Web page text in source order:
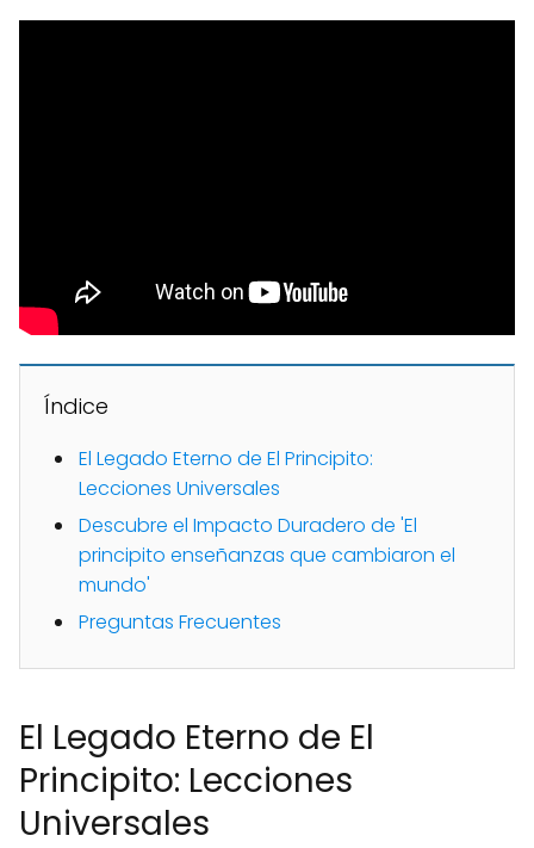
Índice
El Legado Eterno de El Principito:
Lecciones Universales
Descubre el Impacto Duradero de 'El
principito enseñanzas que cambiaron el
mundo'
Preguntas Frecuentes
El Legado Eterno de El
Principito: Lecciones
Universales